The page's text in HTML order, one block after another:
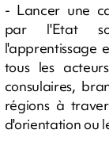
- Lancer une
par l'Etat
l'apprentissage
tous les
consulaires,
régions à
d'orientation ou